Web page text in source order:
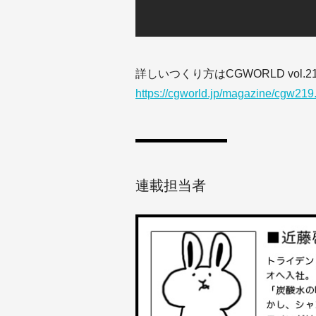
詳しいつくり方はCGWORLD
https://cgworld.jp/magazine/
連載担当者